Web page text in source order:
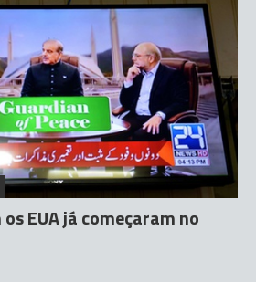
EUA já começaram no